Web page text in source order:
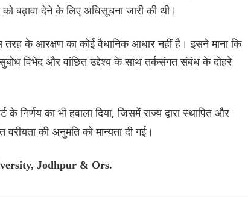
बढ़ावा देने के लिए अधिसूचना जारी की थी।
तरह के आरक्षण का कोई वैधानिक आधार नहीं है। इसने माना कि
विभेद और वांछित उद्देश्य के साथ तर्कसंगत संबंध के दोहरे
के निर्णय का भी हवाला दिया, जिसमें राज्य द्वारा स्थापित और
की अनुमति को मान्यता दी गई।
Jodhpur & Ors.